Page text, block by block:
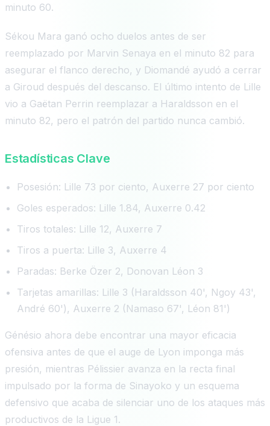
minuto 60.
Sékou Mara ganó ocho duelos antes de ser
reemplazado por Marvin Senaya en el minuto 82 para
asegurar el flanco derecho, y Diomandé ayudó a cerrar
a Giroud después del descanso. El último intento de Lille
vio a Gaëtan Perrin reemplazar a Haraldsson en el
minuto 82, pero el patrón del partido nunca cambió.
Estadísticas Clave
Posesión: Lille 73 por ciento, Auxerre 27 por ciento
Goles esperados: Lille 1.84, Auxerre 0.42
Tiros totales: Lille 12, Auxerre 7
Tiros a puerta: Lille 3, Auxerre 4
Paradas: Berke Özer 2, Donovan Léon 3
Tarjetas amarillas: Lille 3 (Haraldsson 40', Ngoy 43',
André 60'), Auxerre 2 (Namaso 67', Léon 81')
Génésio ahora debe encontrar una mayor eficacia
ofensiva antes de que el auge de Lyon imponga más
presión, mientras Pélissier avanza en la recta final
impulsado por la forma de Sinayoko y un esquema
defensivo que acaba de silenciar uno de los ataques más
productivos de la Ligue 1.